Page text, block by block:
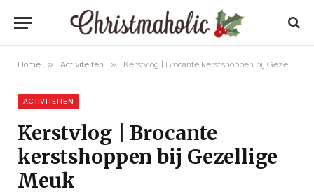
Home » Activiteiten » Kerstvlog | Brocante kerstshoppen bij Gezellige Meuk
ACTIVITEITEN
Kerstvlog | Brocante
kerstshoppen bij Gezellige
Meuk